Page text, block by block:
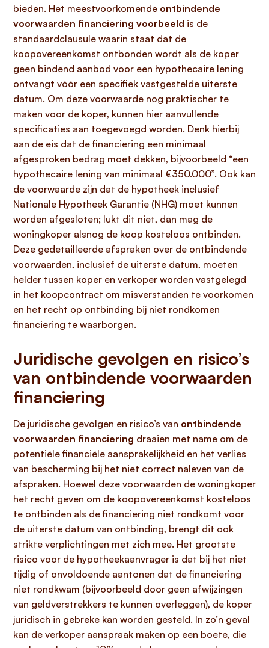
bieden. Het meestvoorkomende ontbindende
voorwaarden financiering voorbeeld is de
standaardclausule waarin staat dat de
koopovereenkomst ontbonden wordt als de koper
geen bindend aanbod voor een hypothecaire lening
ontvangt vóór een specifiek vastgestelde uiterste
datum. Om deze voorwaarde nog praktischer te
maken voor de koper, kunnen hier aanvullende
specificaties aan toegevoegd worden. Denk hierbij
aan de eis dat de financiering een minimaal
afgesproken bedrag moet dekken, bijvoorbeeld “een
hypothecaire lening van minimaal €350.000”. Ook kan
de voorwaarde zijn dat de hypotheek inclusief
Nationale Hypotheek Garantie (NHG) moet kunnen
worden afgesloten; lukt dit niet, dan mag de
woningkoper alsnog de koop kosteloos ontbinden.
Deze gedetailleerde afspraken over de ontbindende
voorwaarden, inclusief de uiterste datum, moeten
helder tussen koper en verkoper worden vastgelegd
in het koopcontract om misverstanden te voorkomen
en het recht op ontbinding bij niet rondkomen
financiering te waarborgen.
Juridische gevolgen en risico’s
van ontbindende voorwaarden
financiering
De juridische gevolgen en risico’s van ontbindende
voorwaarden financiering draaien met name om de
potentiële financiële aansprakelijkheid en het verlies
van bescherming bij het niet correct naleven van de
afspraken. Hoewel deze voorwaarden de woningkoper
het recht geven om de koopovereenkomst kosteloos
te ontbinden als de financiering niet rondkomt voor
de uiterste datum van ontbinding, brengt dit ook
strikte verplichtingen met zich mee. Het grootste
risico voor de hypotheekaanvrager is dat bij het niet
tijdig of onvoldoende aantonen dat de financiering
niet rondkwam (bijvoorbeeld door geen afwijzingen
van geldverstrekkers te kunnen overleggen), de koper
juridisch in gebreke kan worden gesteld. In zo’n geval
kan de verkoper aanspraak maken op een boete, die